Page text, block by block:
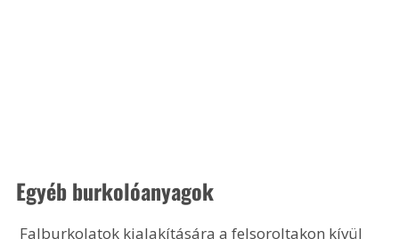
Egyéb burkolóanyagok